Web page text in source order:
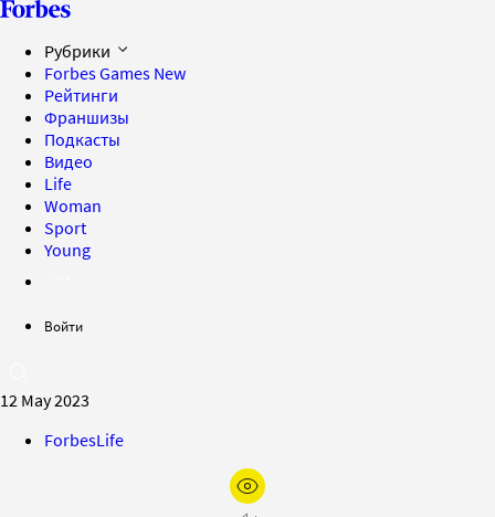
Рубрики
Forbes Games New
Рейтинги
Франшизы
Подкасты
Видео
Life
Woman
Sport
Young
Войти
12 May 2023
ForbesLife